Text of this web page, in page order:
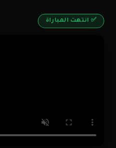
✅ انتهت المباراة